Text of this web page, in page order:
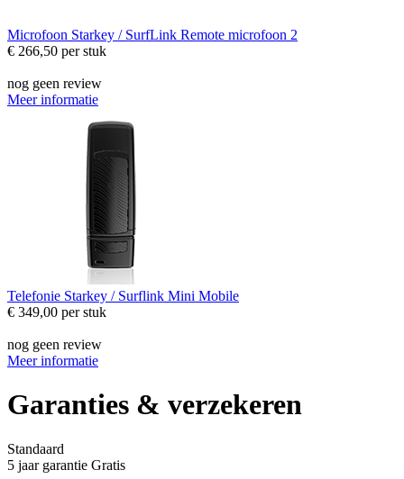
Microfoon Starkey / SurfLink Remote microfoon 2
€ 266,50 per stuk
nog geen review
Meer informatie
Telefonie Starkey / Surflink Mini Mobile
€ 349,00 per stuk
nog geen review
Meer informatie
Garanties & verzekeren
Standaard
5 jaar garantie Gratis